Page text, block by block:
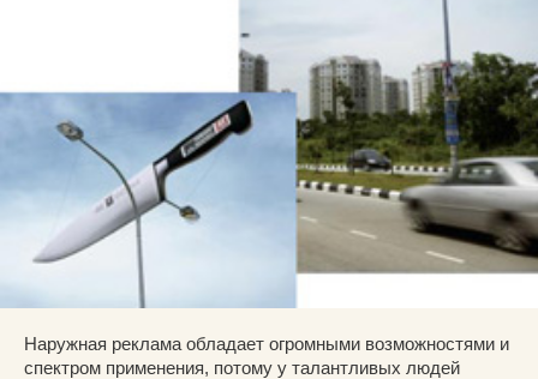
Наружная реклама обладает огромными возможностями и
спектром применения, потому у талантливых людей